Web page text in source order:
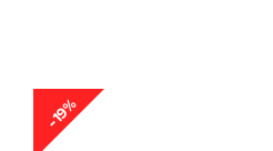
-19%